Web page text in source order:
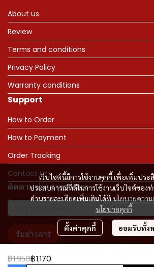
฿1,950฿1,170
เว็บไซต์นี้มีการใช้งานคุกกี้ เพื่อเพิ่มปร
ประสบการณ์ที่ดีในการใช้งานเว็บไซต์ของ
อ่านรายละเอียดเพิ่มเติมได้ที่นโยบายควา
นโยบายคุกกี้
ตั้งค่าคุกกี้ ยอมรับทั้ง
About us
Review
Terms and conditions
Privacy Policy
Warranty conditions
Support
How to Order
How to Payment
Order Tracking
Contact us
ติดตามข่าวสารจากเรา
รับข่าวสาร